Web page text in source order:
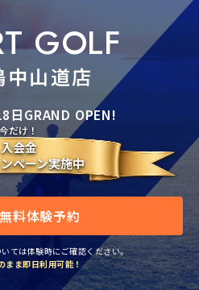
GOLF
中山道店
日GRAND OPEN!
今だけ！
入会金
ペーン実施中
料体験予約
ては体験時にご確認ください。
まま即日利用可能！